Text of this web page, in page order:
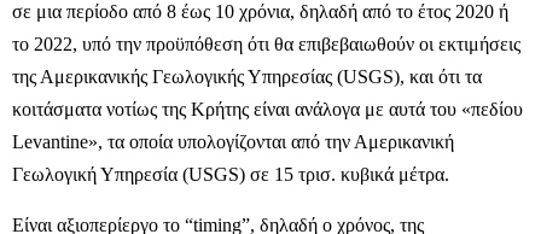
σε μια περίοδο από 8 έως 10 χρόνια, δηλαδή από το έτος 2020 ή
το 2022, υπό την προϋπόθεση ότι θα επιβεβαιωθούν οι εκτιμήσεις
της Αμερικανικής Γεωλογικής Υπηρεσίας (USGS), και ότι τα
κοιτάσματα νοτίως της Κρήτης είναι ανάλογα με αυτά του «πεδίου
Levantine», τα οποία υπολογίζονται από την Αμερικανική
Γεωλογική Υπηρεσία (USGS) σε 15 τρισ. κυβικά μέτρα.
Είναι αξιοπερίεργο το “timing”, δηλαδή ο χρόνος, της